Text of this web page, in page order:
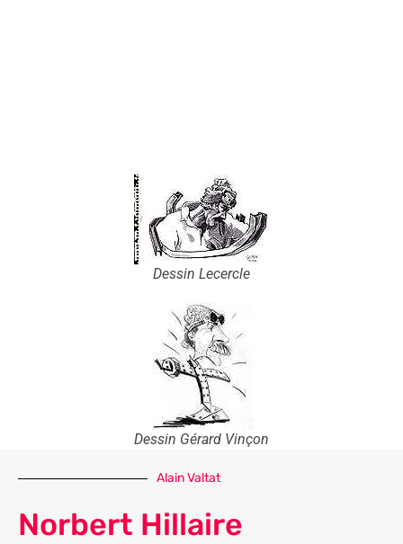
Dessin Lecercle
Dessin Gérard Vinçon
Alain Valtat
Norbert Hillaire